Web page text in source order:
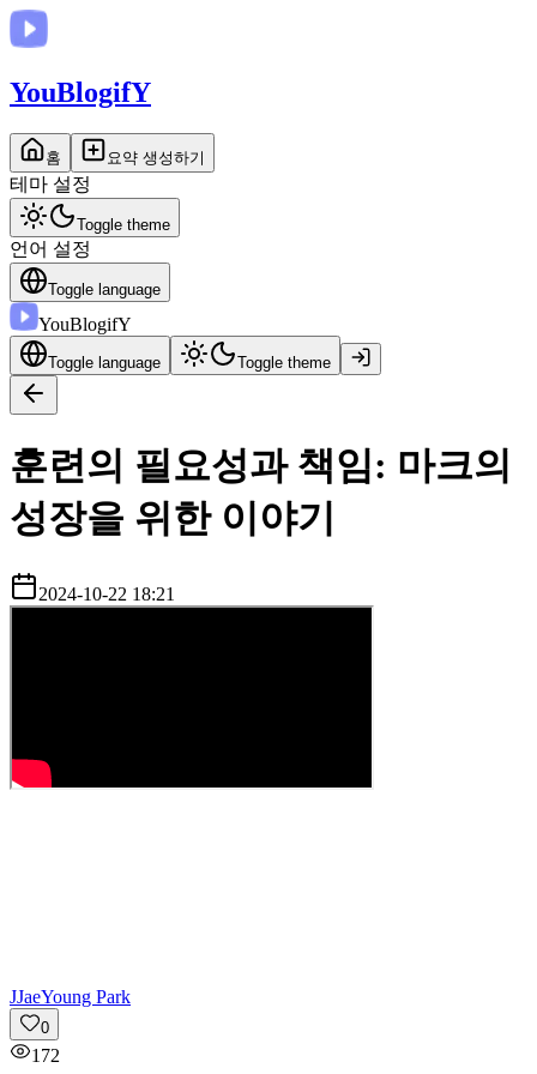
YouBlogifY
홈 요약 생성하기
테마 설정
Toggle theme
언어 설정
Toggle language
YouBlogifY
Toggle language Toggle theme
훈련의 필요성과 책임: 마크의
성장을 위한 이야기
2024-10-22 18:21
JJaeYoung Park
0
172